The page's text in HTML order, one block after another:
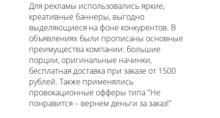
Для рекламы использовались яркие,
креативные баннеры, выгодно
выделяющиеся на фоне конкурентов. В
объявлениях были прописаны основные
преимущества компании: большие
порции, оригинальные начинки,
бесплатная доставка при заказе от 1500
рублей. Также применялись
провокационные офферы типа "Не
понравится – вернем деньги за заказ!"